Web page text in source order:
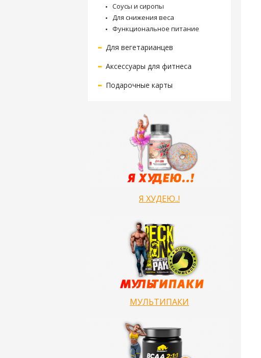
Соусы и сиропы
Для снижения веса
Функциональное питание
Для вегетарианцев
Аксессуары для фитнеса
Подарочные карты
Я ХУДЕЮ..!
МУЛЬТИПАКИ